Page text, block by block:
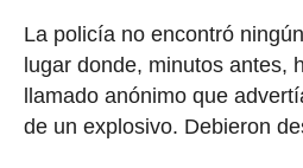
La policía no encontró
lugar donde, minutos antes,
llamado anónimo que
de un explosivo. Debieron